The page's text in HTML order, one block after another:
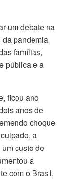
um debate na
pandemia,
famílias,
pública e a
ficou ano
anos de
choque
a
um custo de
a
com o Brasil,